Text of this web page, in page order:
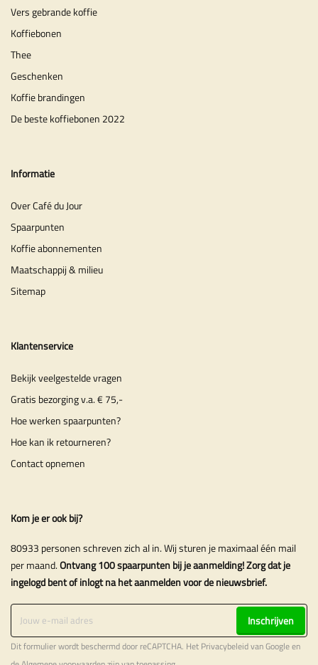
Vers gebrande koffie
Koffiebonen
Thee
Geschenken
Koffie brandingen
De beste koffiebonen 2022
Informatie
Over Café du Jour
Spaarpunten
Koffie abonnementen
Maatschappij & milieu
Sitemap
Klantenservice
Bekijk veelgestelde vragen
Gratis bezorging v.a. € 75,-
Hoe werken spaarpunten?
Hoe kan ik retourneren?
Contact opnemen
Kom je er ook bij?
80933 personen schreven zich al in. Wij sturen je maximaal één mail
per maand.Ontvang 100 spaarpunten bij je aanmelding! Zorg dat je
ingelogd bent of inlogt na het aanmelden voor de nieuwsbrief.
Inschrijven
Dit formulier wordt beschermd door reCAPTCHA. Het Privacybeleidvan Google en